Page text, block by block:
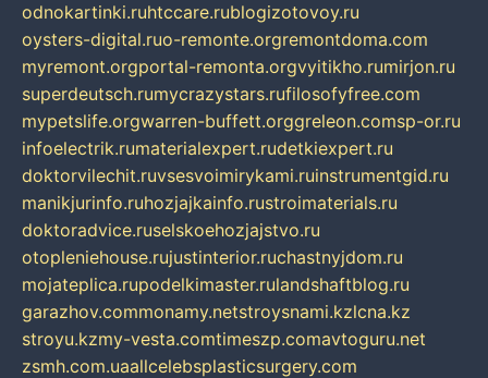
odnokartinki.ruhtccare.rublogizotovoy.ru
oysters-digital.ruo-remonte.orgremontdoma.com
myremont.orgportal-remonta.orgvyitikho.rumirjon.ru
superdeutsch.rumycrazystars.rufilosofyfree.com
mypetslife.orgwarren-buffett.orggreleon.comsp-or.ru
infoelectrik.rumaterialexpert.rudetkiexpert.ru
doktorvilechit.ruvsesvoimirykami.ruinstrumentgid.ru
manikjurinfo.ruhozjajkainfo.rustroimaterials.ru
doktoradvice.ruselskoehozjajstvo.ru
otopleniehouse.rujustinterior.ruchastnyjdom.ru
mojateplica.rupodelkimaster.rulandshaftblog.ru
garazhov.commonamy.netstroysnami.kzlcna.kz
stroyu.kzmy-vesta.comtimeszp.comavtoguru.net
zsmh.com.uaallcelebsplasticsurgery.com